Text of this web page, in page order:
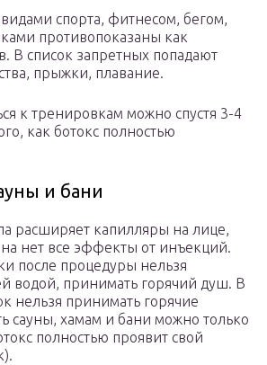
спорта, фитнесом, бегом,
противопоказаны как
В список запретных попадают
прыжки, плавание.
к тренировкам можно спустя 3-4
как ботокс полностью
и бани
расширяет капилляры на лице,
на нет все эффекты от инъекций.
после процедуры нельзя
водой, принимать горячий душ. В
нельзя принимать горячие
сауны, хамам и бани можно только
полностью проявит свой